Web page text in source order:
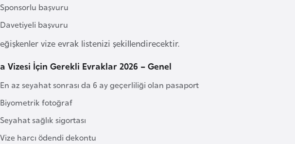
Sponsorlu başvuru
Davetiyeli başvuru
vize evrak listenizi şekillendirecektir.
Vizesi İçin Gerekli Evraklar 2026 – Genel
En az seyahat sonrası da 6 ay geçerliliği olan pasaport
Biyometrik fotoğraf
Seyahat sağlık sigortası
Vize harcı ödendi dekontu